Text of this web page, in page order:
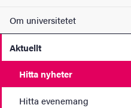
Om universitetet
Aktuellt
Hitta nyheter
Hitta evenemang